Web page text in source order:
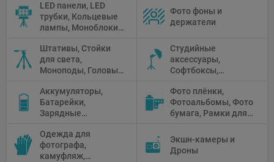
LED панели, LED
трубки, Кольцевые
лампы, Моноблоки,
Флуоресцентное и
галогенное
освещение
Фото фоны и
держатели
Штативы, Стойки
для света,
Моноподы, Головы
Студийные
аксессуары,
Софтбоксы,
Рефлекторы,
Отражатели,
Предметные
Аккумуляторы,
Батарейки,
Зарядные
питания, Солнечные
панели
Фото плёнки,
Фотоальбомы, Фото
бумага, Рамки для
камеры
Одежда для
фотографа,
камуфляж,
Экшн-камеры и
Дроны